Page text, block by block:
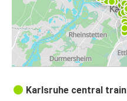
Karlsruhe central